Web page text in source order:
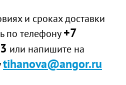
и сроках доставки
по телефону+7
или напишите на
tihanova@angor.ru